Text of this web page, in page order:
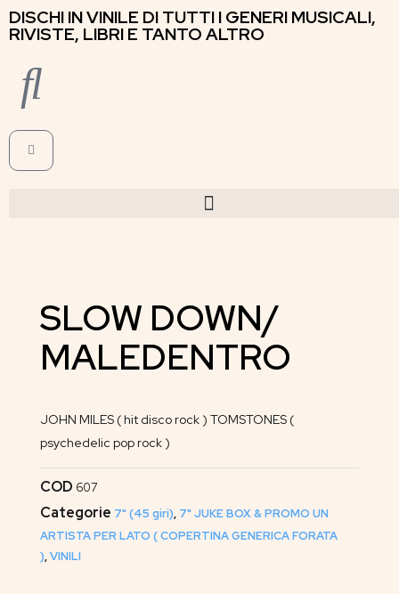
DISCHI IN VINILE DI TUTTI I GENERI MUSICALI,
RIVISTE, LIBRI E TANTO ALTRO
SLOW DOWN/
MALEDENTRO
JOHN MILES ( hit disco rock ) TOMSTONES (
psychedelic pop rock )
COD 607
Categorie 7" (45 giri), 7" JUKE BOX & PROMO UN
ARTISTA PER LATO ( COPERTINA GENERICA FORATA
),VINILI